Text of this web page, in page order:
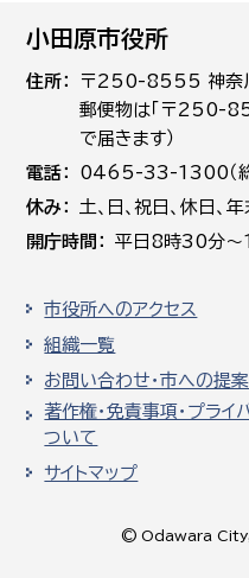
小田原市役所
住所
〒250-8555 神奈
郵便物は「〒250-
で届きます）
電話
0465-33-1300（総
休み
土､日､祝日、休日
開庁時間
平日8時30分
市役所へのアクセス
組織一覧
お問い合わせ・市への提案
著作権・免責事項・プライ
ついて
サイトマップ
© Odawara City,